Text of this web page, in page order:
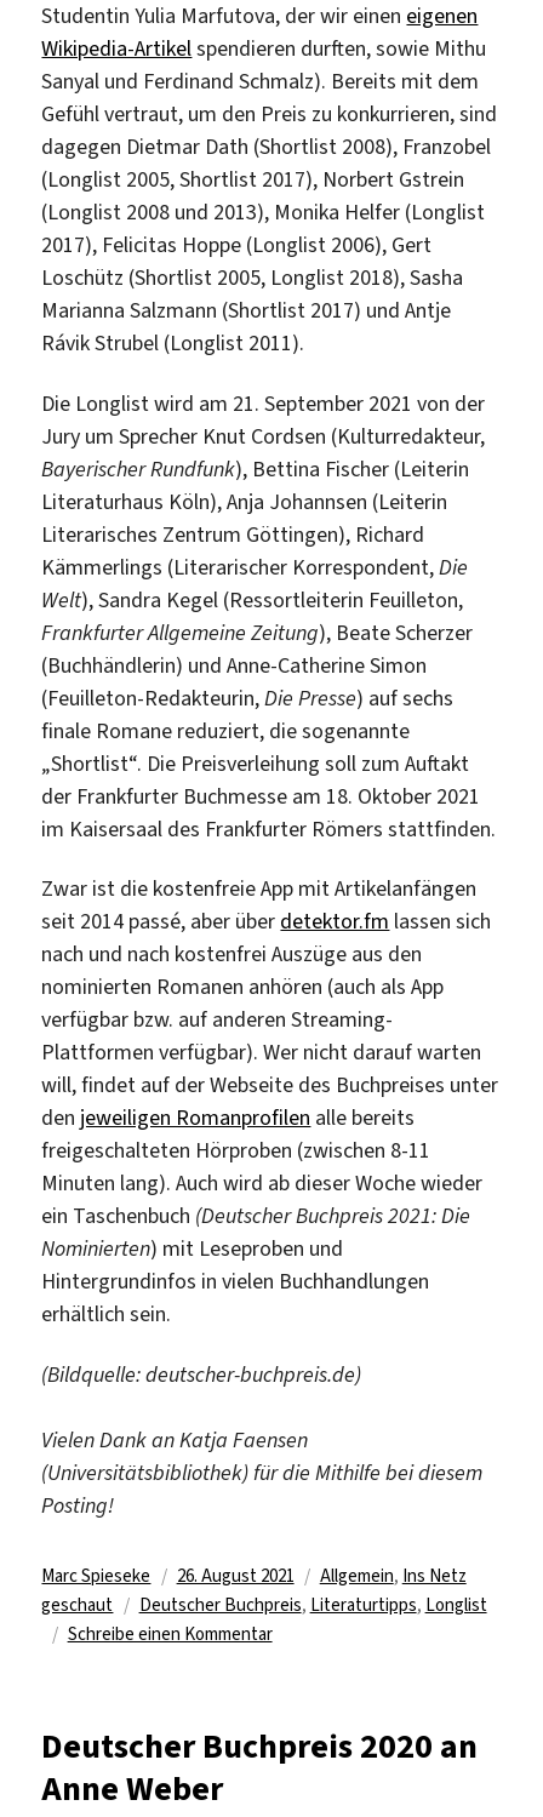
Studentin Yulia Marfutova, der wir einen eigenen
Wikipedia-Artikelspendieren durften, sowie Mithu
Sanyal und Ferdinand Schmalz). Bereits mit dem
Gefühl vertraut, um den Preis zu konkurrieren, sind
dagegen Dietmar Dath (Shortlist 2008), Franzobel
(Longlist 2005, Shortlist 2017), Norbert Gstrein
(Longlist 2008 und 2013), Monika Helfer (Longlist
2017), Felicitas Hoppe (Longlist 2006), Gert
Loschütz (Shortlist 2005, Longlist 2018), Sasha
Marianna Salzmann (Shortlist 2017) und Antje
Rávik Strubel (Longlist 2011).
Die Longlist wird am 21. September 2021 von der
Jury um Sprecher Knut Cordsen (Kulturredakteur,
Bayerischer Rundfunk), Bettina Fischer (Leiterin
Literaturhaus Köln), Anja Johannsen (Leiterin
Literarisches Zentrum Göttingen), Richard
Kämmerlings (Literarischer Korrespondent,Die
Welt), Sandra Kegel (Ressortleiterin Feuilleton,
Frankfurter Allgemeine Zeitung), Beate Scherzer
(Buchhändlerin) und Anne-Catherine Simon
(Feuilleton-Redakteurin,Die Presse) auf sechs
finale Romane reduziert, die sogenannte
„Shortlist“. Die Preisverleihung soll zum Auftakt
der Frankfurter Buchmesse am 18. Oktober 2021
im Kaisersaal des Frankfurter Römers stattfinden.
Zwar ist die kostenfreie App mit Artikelanfängen
seit 2014 passé, aber über detektor.fm lassen sich
nach und nach kostenfrei Auszüge aus den
nominierten Romanen anhören (auch als App
verfügbar bzw. auf anderen Streaming-
Plattformen verfügbar). Wer nicht darauf warten
will, findet auf der Webseite des Buchpreises unter
den jeweiligen Romanprofilen alle bereits
freigeschalteten Hörproben (zwischen 8-11
Minuten lang). Auch wird ab dieser Woche wieder
ein Taschenbuch (Deutscher Buchpreis 2021: Die
Nominierten) mit Leseproben und
Hintergrundinfos in vielen Buchhandlungen
erhältlich sein.
(Bildquelle: deutscher-buchpreis.de)
Vielen Dank an Katja Faensen
(Universitätsbibliothek) für die Mithilfe bei diesem
Posting!
Autor
Marc Spieseke
Veröffentlicht
am
26. August 2021 Kategorien
Allgemein, Ins Netz
geschaut
Schlagwörter
Deutscher Buchpreis, Literaturtipps, Longlist
Schreibe einen Kommentarzu
Deutschen
Deutscher Buchpreis 2020 an
Anne Weber